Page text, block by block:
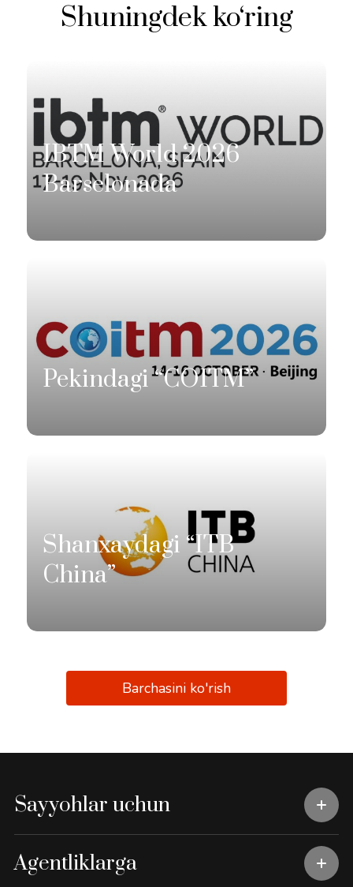
Shuningdek ko‘ring
IBTM World 2026
Barselonada
Pekindagi “COITM”
Shanxaydagi “ITB
China”
Barchasini ko'rish
Sayyohlar uchun
Agentliklarga